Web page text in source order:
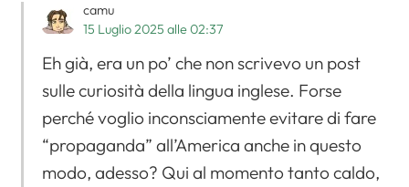
camu
15 Luglio 2025 alle 02:37
Eh già, era un po’ che non scrivevo un post
sulle curiosità della lingua inglese. Forse
perché voglio inconsciamente evitare di fare
“propaganda” all’America anche in questo
modo, adesso? Qui al momento tanto caldo,